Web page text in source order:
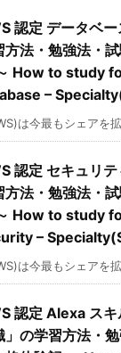
認定 データベー
方法・勉強法・
How to study
–
は今最もシェアを
認定 セキュリテ
方法・勉強法・
How to study
–
は今最もシェアを
認定 Alexa ス
」の学習方法・